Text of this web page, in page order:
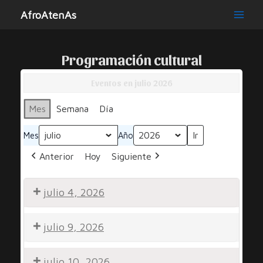
AfroAtenAs
Programación cultural
Mes Semana Día
Mes Año
Anterior Hoy Siguiente
julio 4, 2026
por
Diversidad
julio 9, 2026